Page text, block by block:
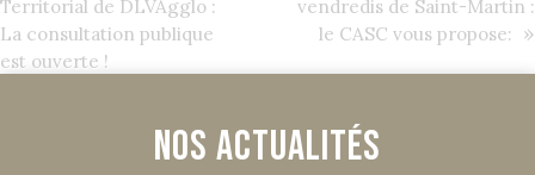
Territorial de DLVAgglo :
La consultation publique
est ouverte !
vendredis de Saint-Martin :
le CASC vous propose:
»
Nos Actualités